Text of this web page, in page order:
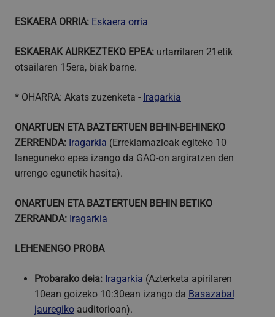
ESKAERA ORRIA: Eskaera orria
ESKAERAK AURKEZTEKO EPEA: urtarrilaren 21etik
otsailaren 15era, biak barne.
* OHARRA: Akats zuzenketa - Iragarkia
ONARTUEN ETA BAZTERTUEN BEHIN-BEHINEKO
ZERRENDA: Iragarkia (Erreklamazioak egiteko 10
laneguneko epea izango da GAO-on argiratzen den
urrengo egunetik hasita).
ONARTUEN ETA BAZTERTUEN BEHIN BETIKO
ZERRANDA: Iragarkia
LEHENENGO PROBA
Probarako deia: Iragarkia (Azterketa apirilaren
10ean goizeko 10:30ean izango da Basazabal
jauregiko auditorioan).